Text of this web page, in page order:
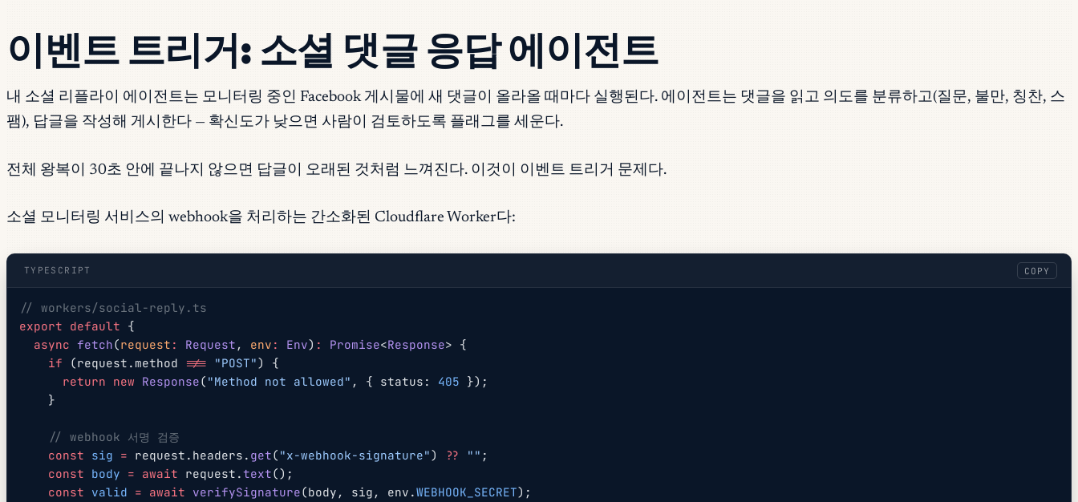
이벤트 트리거: 소셜 댓글 응답 에이전트
내 소셜 리플라이 에이전트는 모니터링 중인 Facebook 게시물에 새 댓글이 올라올 때마다 실행된다. 에이전트는 댓글을 읽고 의도를 분류하고(질문, 불만, 칭찬, 스
팸), 답글을 작성해 게시한다 — 확신도가 낮으면 사람이 검토하도록 플래그를 세운다.
전체 왕복이 30초 안에 끝나지 않으면 답글이 오래된 것처럼 느껴진다. 이것이 이벤트 트리거 문제다.
소셜 모니터링 서비스의 webhook을 처리하는 간소화된 Cloudflare Worker다:
TYPESCRIPT COPY
// workers/social-reply.ts
export default {
  async
fetch(request : Request , env : Env) : Promise<Response> {
    if
(request.method !== "POST") {
      return
new Response( "Method not allowed" , { status: 405 });
    }
    // webhook 서명 검증
    const
sig = request.headers. get( "x-webhook-signature") ?? "" ;
    const
body = await request.text();
    const
valid = await verifySignature(body, sig, env.WEBHOOK_SECRET);